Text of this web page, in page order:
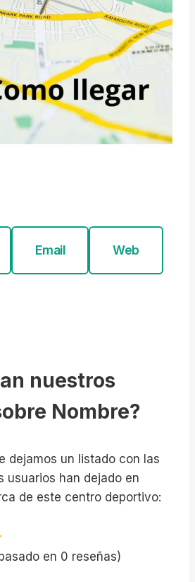
Email Web
nuestros
Nombre?
dejamos un listado con las
usuarios han dejado en
de este centro deportivo:
en 0 reseñas)